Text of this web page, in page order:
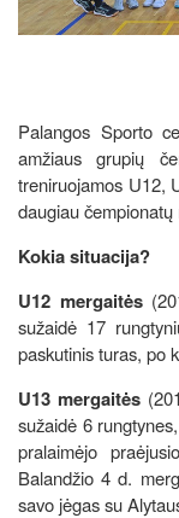
Palangos Sporto
amžiaus grupių
treniruojamos U12,
daugiau čempionatų
Kokia situacija?
U12 mergaitės
sužaidė 17
paskutinis turas, po
U13 mergaitės
sužaidė 6
pralaimėjo
Balandžio 4 d.
savo jėgas su